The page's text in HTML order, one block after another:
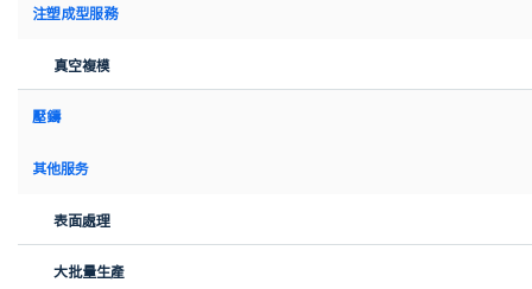
注塑成型服務
真空複模
壓鑄
其他服务
表面處理
大批量生產
2
3 網上訂購部件
選擇必填的選項之後，您只需確認訂單，並在安全支付平
台上進行支付。工程師將對您的設計進行分析。